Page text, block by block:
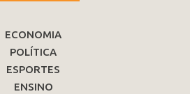
ECONOMIA
POLÍTICA
ESPORTES
ENSINO